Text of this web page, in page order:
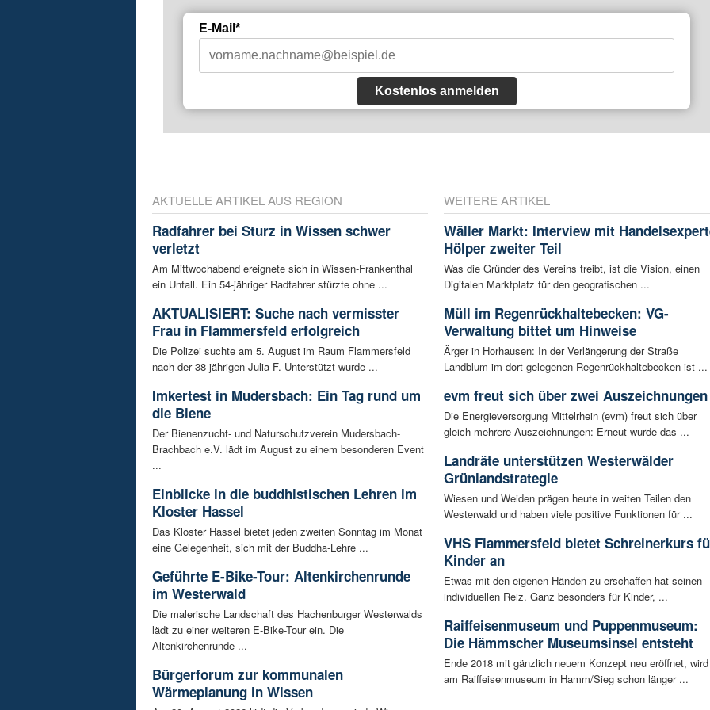
E-Mail*
Kostenlos anmelden
AKTUELLE ARTIKEL AUS REGION
Radfahrer bei Sturz in Wissen schwer
verletzt
Am Mittwochabend ereignete sich in Wissen-Frankenthal
ein Unfall. Ein 54-jähriger Radfahrer stürzte ohne ...
AKTUALISIERT: Suche nach vermisster
Frau in Flammersfeld erfolgreich
Die Polizei suchte am 5. August im Raum Flammersfeld
nach der 38-jährigen Julia F. Unterstützt wurde ...
Imkertest in Mudersbach: Ein Tag rund um
die Biene
Der Bienenzucht- und Naturschutzverein Mudersbach-
Brachbach e.V. lädt im August zu einem besonderen Event
...
Einblicke in die buddhistischen Lehren im
Kloster Hassel
Das Kloster Hassel bietet jeden zweiten Sonntag im Monat
eine Gelegenheit, sich mit der Buddha-Lehre ...
Geführte E-Bike-Tour: Altenkirchenrunde
im Westerwald
Die malerische Landschaft des Hachenburger Westerwalds
lädt zu einer weiteren E-Bike-Tour ein. Die
Altenkirchenrunde ...
Bürgerforum zur kommunalen
Wärmeplanung in Wissen
WEITERE ARTIKEL
Wäller Markt: Interview mit
Hölper zweiter Teil
Was die Gründer des Vereins treibt, ist die Vision, einen
Digitalen Marktplatz für den geografischen ...
Müll im Regenrückhaltebecken: VG-
Verwaltung bittet um Hinweise
Ärger in Horhausen: In der Verlängerung der Straße
Landblum im dort gelegenen Regenrückhaltebecken ist ...
evm freut sich über zwei Auszeichnungen
Die Energieversorgung Mittelrhein (evm) freut sich über
gleich mehrere Auszeichnungen: Erneut wurde das ...
Landräte unterstützen Westerwälder
Grünlandstrategie
Wiesen und Weiden prägen heute in weiten Teilen den
Westerwald und haben viele positive Funktionen für ...
VHS Flammersfeld bietet Schreinerkurs
Kinder an
Etwas mit den eigenen Händen zu erschaffen hat seinen
individuellen Reiz. Ganz besonders für Kinder, ...
Raiffeisenmuseum und Puppenmuseum:
Die Hämmscher Museumsinsel entsteht
Ende 2018 mit gänzlich neuem Konzept neu eröffnet, wird
am Raiffeisenmuseum in Hamm/Sieg schon länger ...